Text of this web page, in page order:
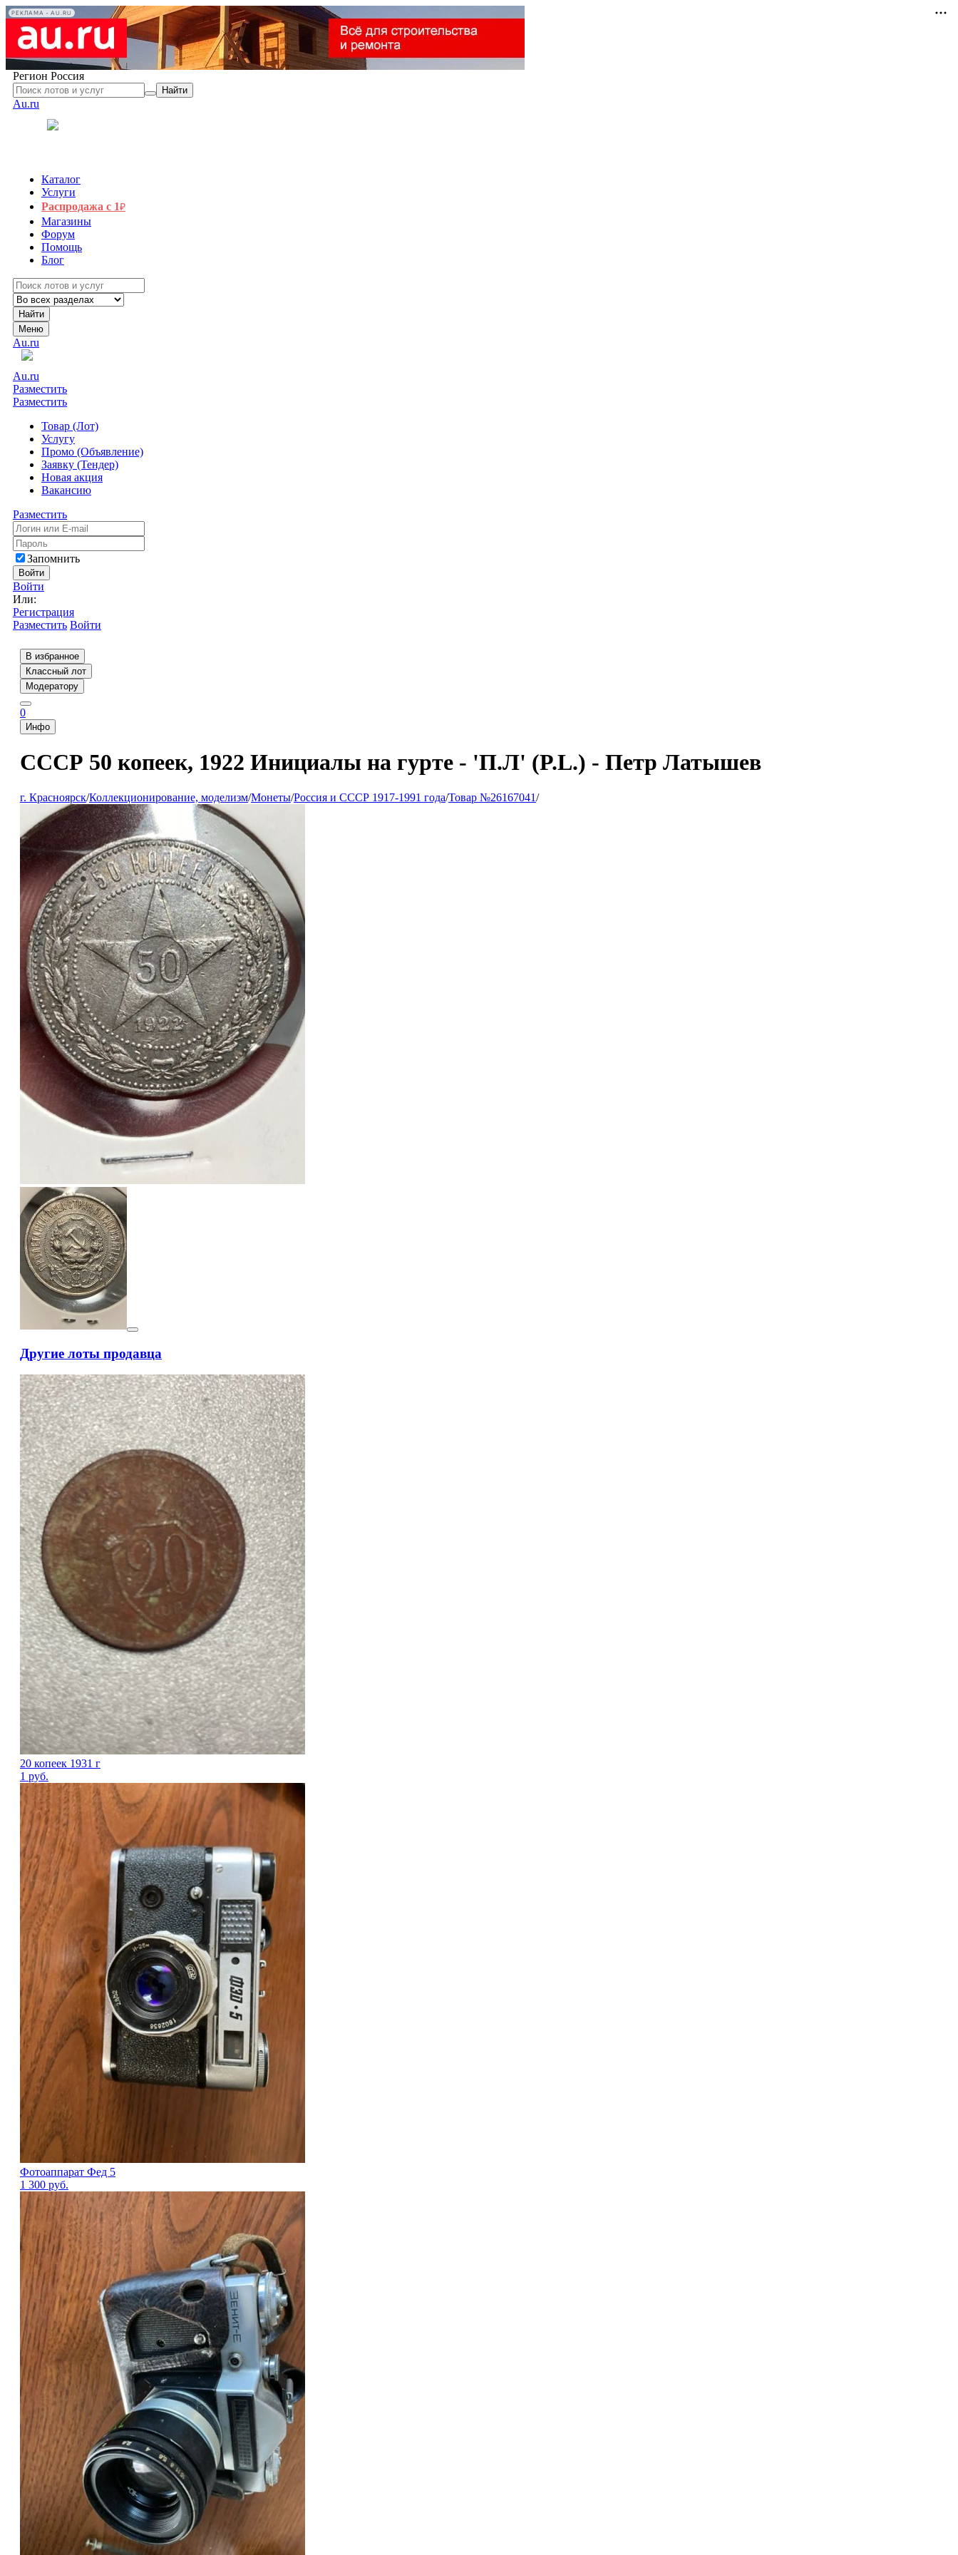
РЕКЛАМА • AU.RU
Регион Россия
Найти
Au.ru
Каталог
Услуги
Распродажа с 1₽
Магазины
Форум
Помощь
Блог
Найти
Меню
Au.ru
Au.ru
Разместить
Разместить
Товар (Лот)
Услугу
Промо (Объявление)
Заявку (Тендер)
Новая акция
Вакансию
Разместить
Запомнить
Войти
Войти
Или:
Регистрация
Разместить Войти
В избранное
Классный лот
Модератору
0
Инфо
СССР 50 копеек, 1922 Инициалы на гурте - 'П.Л' (P.L.) - Петр Латышев
г. Красноярск/Коллекционирование, моделизм/Монеты/Россия и СССР 1917-1991 года/Товар №26167041/
Другие лоты продавца
20 копеек 1931 г
1 руб.
Фотоаппарат Фед 5
1 300 руб.